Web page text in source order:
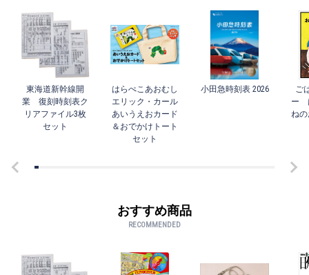
東海道新幹線開
業 復刻時刻表ク
リアファイル3枚
セット
はらぺこあおむし
エリック・カール
あいうえおカード
＆おでかけトート
セット
小田急時刻表 2026
ご
ー
ね
おすすめ商品
RECOMMENDED